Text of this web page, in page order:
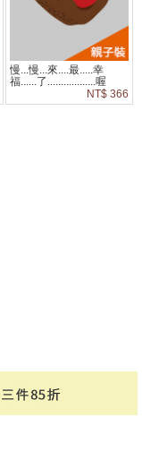
慢...慢...來....最.....幸
福......了..................喔
NT$ 366